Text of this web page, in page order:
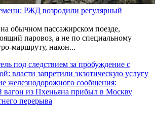
РЖД возродили регулярный
обычном пассажирском поезде,
паровоз, а не по специальному
маршруту, након...
под следствием за пробуждение с
власти запретили экзотическую услугу
железнодорожного сообщения:
вагон из Пхеньяна прибыл в Москву
перерыва